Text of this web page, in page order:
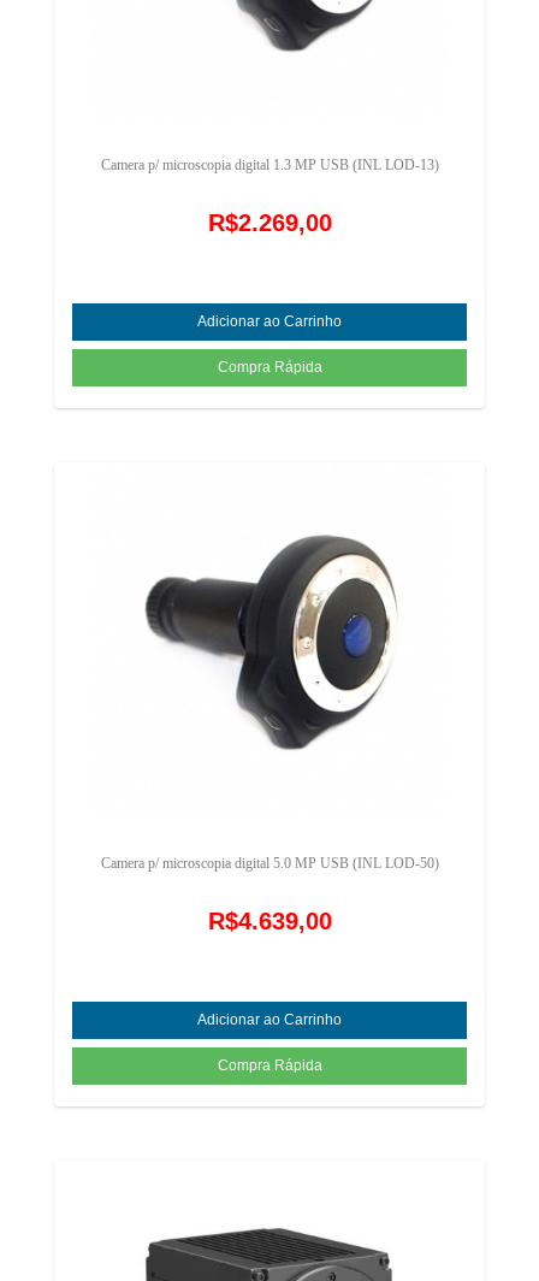
Camera p/ microscopia digital 1.3 MP USB (INL LOD-13)
R$2.269,00
Camera p/ microscopia digital 5.0 MP USB (INL LOD-50)
R$4.639,00